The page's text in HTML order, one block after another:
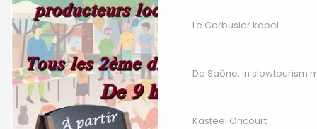
Le Corbusier kapel
De Saône, in slowtourism
Kasteel Oricourt